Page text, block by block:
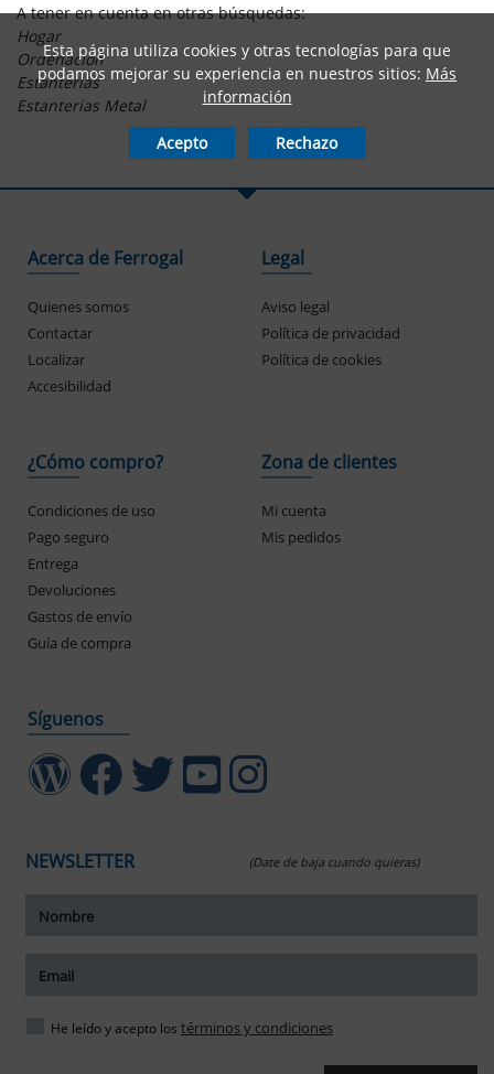
A tener en cuenta en otras búsquedas:
Hogar
Ordenacion
Estanterias
Estanterias Metal
Acerca de Ferrogal
Quienes somos
Contactar
Localizar
Accesibilidad
Legal
Aviso legal
Política de privacidad
Política de cookies
¿Cómo compro?
Condiciones de uso
Pago seguro
Entrega
Devoluciones
Gastos de envío
Guía de compra
Zona de clientes
Mi cuenta
Mis pedidos
Síguenos
NEWSLETTER (Date de baja cuando quieras)
He leído y acepto los términos y condiciones
Esta página utiliza cookies y otras tecnologías para que
podamos mejorar su experiencia en nuestros sitios: Más
información
Acepto Rechazo
tamaño del texto
del texto
espaciado del texto